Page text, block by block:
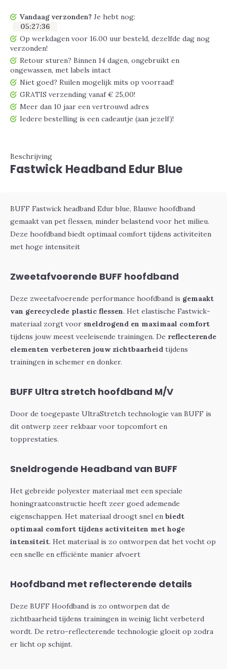
Vandaag verzonden? Je hebt nog:
05:27:35
Op werkdagen voor 16.00 uur besteld, dezelfde dag nog
verzonden!
Retour sturen? Binnen 14 dagen, ongebruikt en
ongewassen, met labels intact
Niet goed? Ruilen mogelijk mits op voorraad!
GRATIS verzending vanaf € 25,00!
Meer dan 10 jaar een vertrouwd adres
Iedere bestelling is een cadeautje (aan jezelf)!
Beschrijving
Fastwick Headband Edur Blue
BUFF Fastwick headband Edur blue, Blauwe hoofdband
gemaakt van pet flessen, minder belastend voor het milieu.
Deze hoofdband biedt optimaal comfort tijdens activiteiten
met hoge intensiteit
Zweetafvoerende BUFF hoofdband
Deze zweetafvoerende performance hoofdband is gemaakt
van gerecyclede plastic flessen. Het elastische Fastwick-
materiaal zorgt voor sneldrogend en maximaal comfort
tijdens jouw meest veeleisende trainingen. De reflecterende
elementen verbeteren jouw zichtbaarheid tijdens
trainingen in schemer en donker.
BUFF Ultra stretch hoofdband M/V
Door de toegepaste UltraStretch technologie van BUFF is
dit ontwerp zeer rekbaar voor topcomfort en
topprestaties.
Sneldrogende Headband van BUFF
Het gebreide polyester materiaal met een speciale
honingraatconstructie heeft zeer goed ademende
eigenschappen. Het materiaal droogt snel en biedt
optimaal comfort tijdens activiteiten met hoge
intensiteit. Het materiaal is zo ontworpen dat het vocht op
een snelle en efficiënte manier afvoert
Hoofdband met reflecterende details
Deze BUFF Hoofdband is zo ontworpen dat de
zichtbaarheid tijdens trainingen in weinig licht verbeterd
wordt. De retro-reflecterende technologie gloeit op zodra
er licht op schijnt.